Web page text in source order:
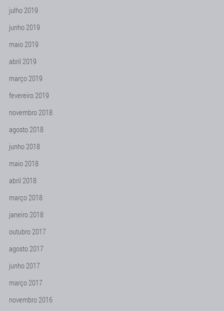
julho 2019
junho 2019
maio 2019
abril 2019
março 2019
fevereiro 2019
novembro 2018
agosto 2018
junho 2018
maio 2018
abril 2018
março 2018
janeiro 2018
outubro 2017
agosto 2017
junho 2017
março 2017
novembro 2016